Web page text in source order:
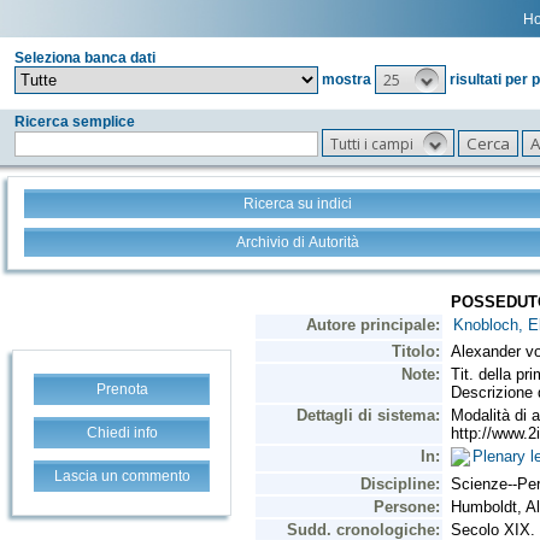
Seleziona banca dati
mostra
25 risultati per
Ricerca semplice
Tutti i campi
Ricerca su indici
Archivio di Autorità
Prenota
Chiedi info
Lascia un commento